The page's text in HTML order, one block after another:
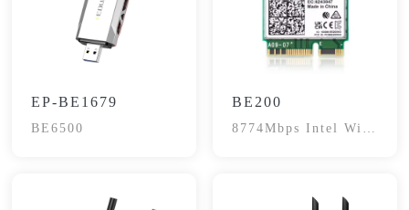
EP-BE1679
BE6500
BE200
8774Mbps Intel Wifi